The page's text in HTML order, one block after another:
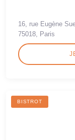
16, rue Eugène
75018, Paris
BISTROT